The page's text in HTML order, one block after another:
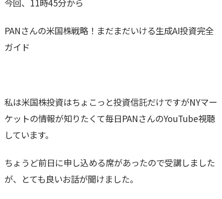
今回、11時45分から
PANさんの米国株戦略！まだまだいける生成AI投資完全
ガイド
私は米国株投資はちょこっと投資信託だけですがNYマー
ケットの情報が知りたくて毎日PANさんのYouTube視聴
しています。
ちょうど前日に申し込める席があったので受講しました
が、とても良いお話が聞けました。